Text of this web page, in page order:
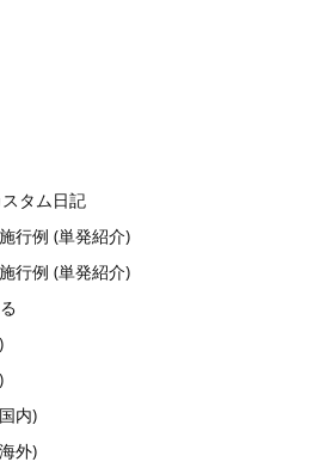
タム日記
行例 (単発紹介)
行例 (単発紹介)
内)
外)